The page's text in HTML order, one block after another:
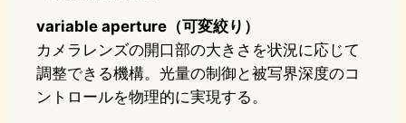
variable aperture（可変絞り）
カメラレンズの開口部の大きさを状況に応じて
調整できる機構。光量の制御と被写界深度のコ
ントロールを物理的に実現する。